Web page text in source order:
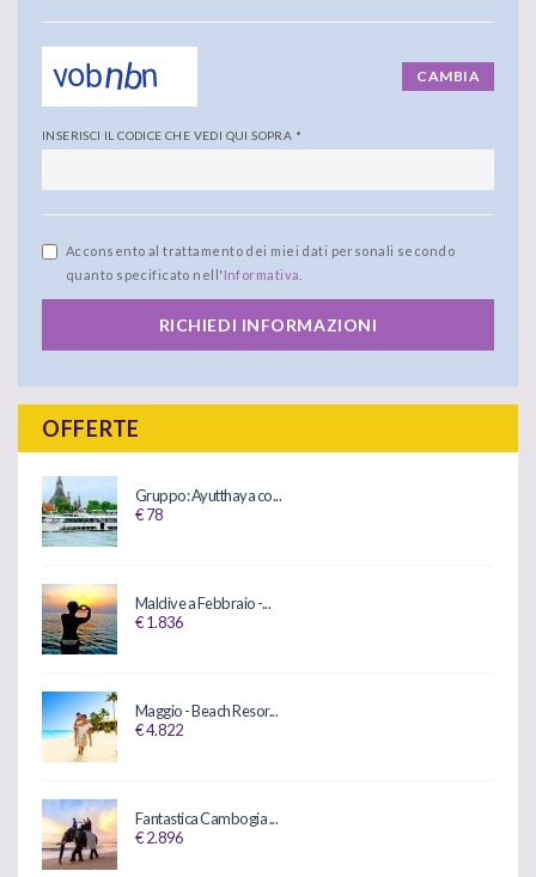
CAMBIA
INSERISCI IL CODICE CHE VEDI QUI SOPRA *
Acconsento al trattamento dei miei dati personali secondo
quanto specificato nell' Informativa
RICHIEDI INFORMAZIONI
OFFERTE
Gruppo: Ayutthaya co...
€ 78
Maldive a Febbraio -...
€ 1.836
Maggio - Beach Resor...
€ 4.822
Fantastica Cambogia ...
€ 2.896